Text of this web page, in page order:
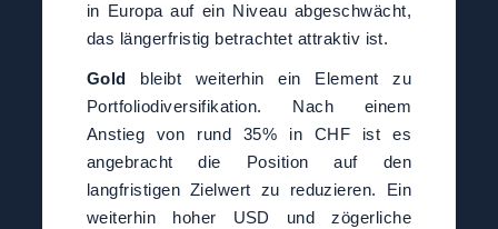
in Europa auf ein Niveau abgeschwächt,
das längerfristig betrachtet attraktiv ist.
Gold
bleibt weiterhin ein Element zu
Portfoliodiversifikation. Nach einem
Anstieg von rund 35% in CHF ist es
angebracht die Position auf den
langfristigen Zielwert zu reduzieren. Ein
weiterhin hoher USD und zögerliche